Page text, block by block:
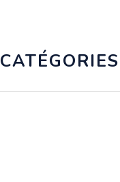
CATÉGORIES